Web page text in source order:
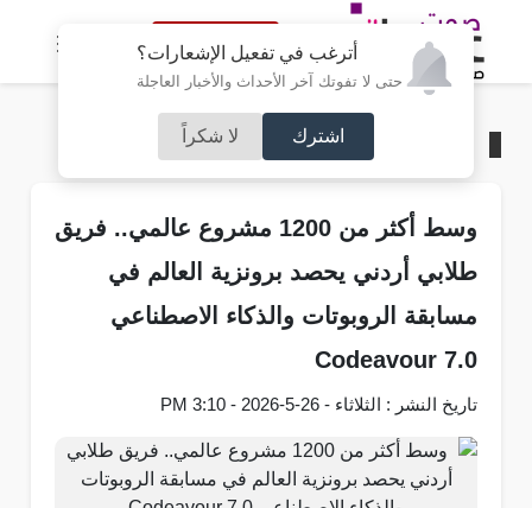
أترغب في تفعيل الإشعارات؟
حتى لا تفوتك آخر الأحداث والأخبار العاجلة
اشترك لا شكراً
النسخة الكاملة
مجتمع صوت عمان
وسط أكثر من 1200 مشروع عالمي.. فريق
طلابي أردني يحصد برونزية العالم في
مسابقة الروبوتات والذكاء الاصطناعي
Codeavour 7.0
تاريخ النشر : الثلاثاء - 26-5-2026 - 3:10 PM